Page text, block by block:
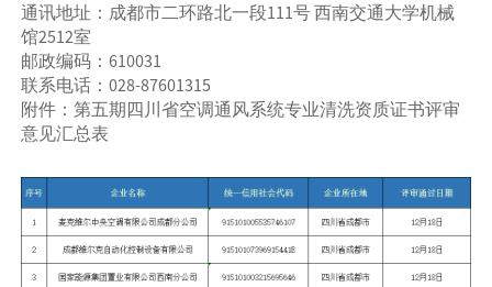
通讯地址：成都市二环路北一段111号 西南交通大学机械
馆2512室
邮政编码：610031
联系电话：028-87601315
附件：第五期四川省空调通风系统专业清洗资质证书评审
意见汇总表